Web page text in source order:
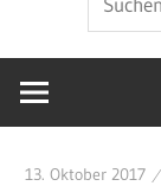
13. Oktober 2017